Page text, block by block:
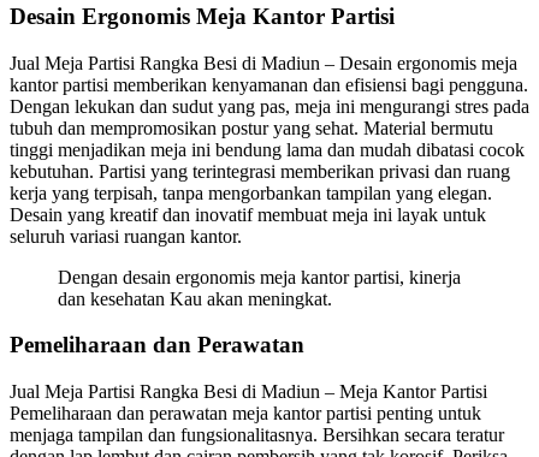
Desain Ergonomis Meja Kantor Partisi
Jual Meja Partisi Rangka Besi di Madiun – Desain ergonomis meja
kantor partisi memberikan kenyamanan dan efisiensi bagi pengguna.
Dengan lekukan dan sudut yang pas, meja ini mengurangi stres pada
tubuh dan mempromosikan postur yang sehat. Material bermutu
tinggi menjadikan meja ini bendung lama dan mudah dibatasi cocok
kebutuhan. Partisi yang terintegrasi memberikan privasi dan ruang
kerja yang terpisah, tanpa mengorbankan tampilan yang elegan.
Desain yang kreatif dan inovatif membuat meja ini layak untuk
seluruh variasi ruangan kantor.
Dengan desain ergonomis meja kantor partisi, kinerja
dan kesehatan Kau akan meningkat.
Pemeliharaan dan Perawatan
Jual Meja Partisi Rangka Besi di Madiun – Meja Kantor Partisi
Pemeliharaan dan perawatan meja kantor partisi penting untuk
menjaga tampilan dan fungsionalitasnya. Bersihkan secara teratur